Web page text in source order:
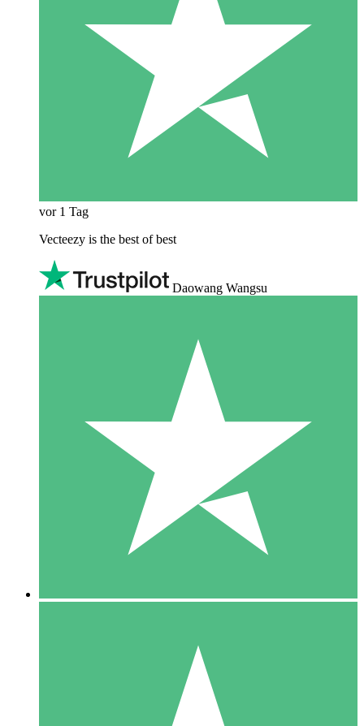
vor 1 Tag
Vecteezy is the best of best
Daowang Wangsu